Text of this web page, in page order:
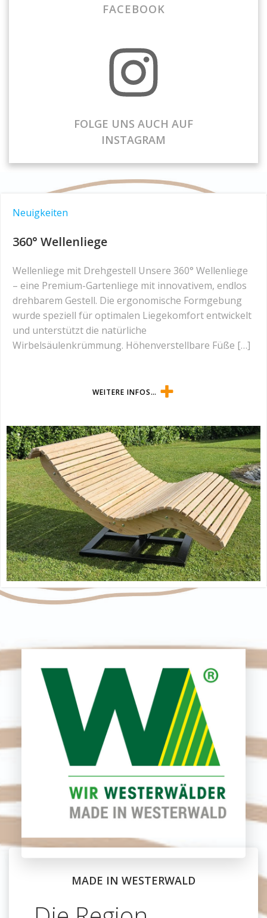
FACEBOOK
FOLGE UNS AUCH AUF
INSTAGRAM
Neuigkeiten
360° Wellenliege
Wellenliege mit Drehgestell Unsere 360° Wellenliege
– eine Premium-Gartenliege mit innovativem, endlos
drehbarem Gestell. Die ergonomische Formgebung
wurde speziell für optimalen Liegekomfort entwickelt
und unterstützt die natürliche
Wirbelsäulenkrümmung. Höhenverstellbare Füße […]
WEITERE INFOS…
MADE IN WESTERWALD